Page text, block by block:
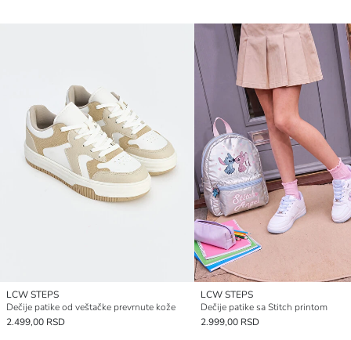
LCW STEPS
Dečije patike od veštačke prevrnute kože
2.499,00 RSD
LCW STEPS
Dečije patike sa Stitch printom
2.999,00 RSD